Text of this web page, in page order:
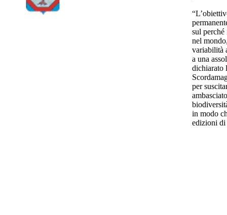
sul
nel
variabilità
a una
dichiarato
per
in modo
edizioni